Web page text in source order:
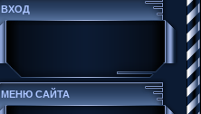
ВХОД
МЕНЮ САЙТА